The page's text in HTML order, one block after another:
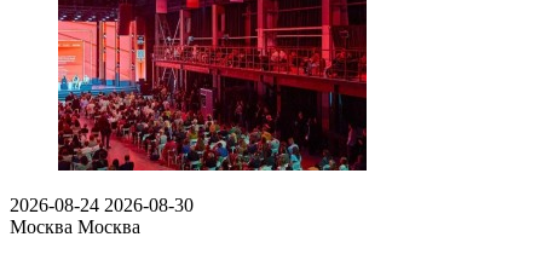
2026-08-24 2026-08-30
Москва Москва